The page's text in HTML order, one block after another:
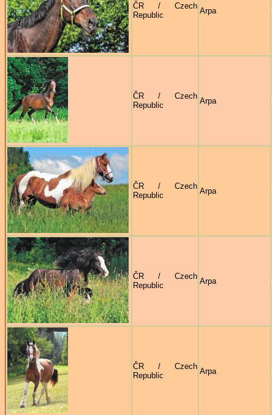
ČR / Czech
Republic
Arpa
ČR / Czech
Republic
Arpa
ČR / Czech
Republic
Arpa
ČR / Czech
Republic
Arpa
ČR / Czech
Republic
Arpa